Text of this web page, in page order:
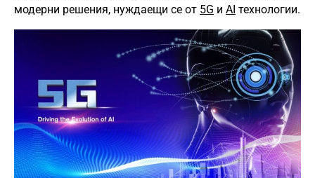
модерни решения, нуждаещи се от 5G и AI технологии.